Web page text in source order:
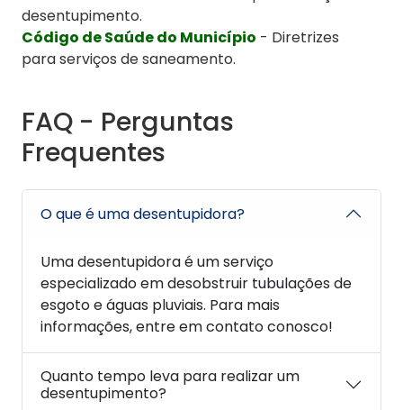
desentupimento.
Código de Saúde do Município - Diretrizes
para serviços de saneamento.
FAQ - Perguntas
Frequentes
O que é uma desentupidora?
Uma desentupidora é um serviço
especializado em desobstruir tubulações de
esgoto e águas pluviais. Para mais
informações, entre em contato conosco!
Quanto tempo leva para realizar um
desentupimento?